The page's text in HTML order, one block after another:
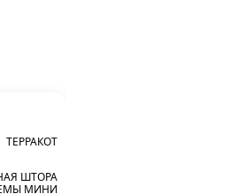
ТЕРРАКОТ
ШТОРА
МИНИ